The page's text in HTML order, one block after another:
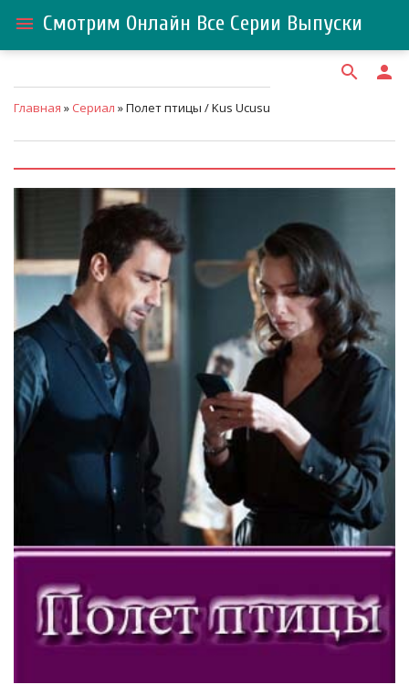
menu Смотрим Онлайн Все Серии Выпуски
search person
Главная » Сериал » Полет птицы / Kus Ucusu